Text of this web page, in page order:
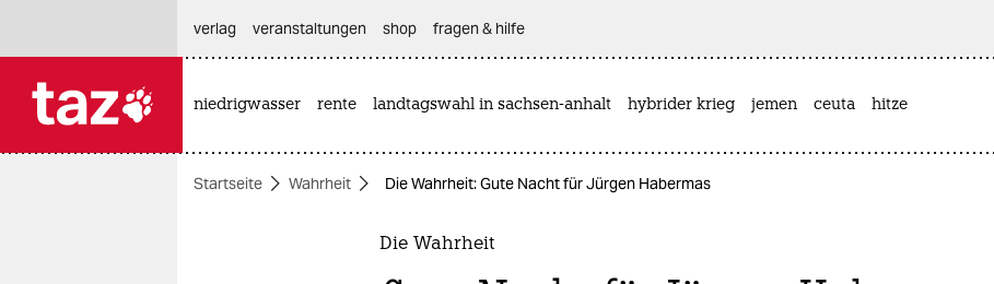
themen
verlag
veranstaltungen shop fragen & hilfe
niedrigwasser rente landtagswahl in sachsen-anhalt hybrider krieg jemen ceuta hitze
Startseite Wahrheit Die Wahrheit: Gute Nacht für Jürgen Habermas
Die Wahrheit